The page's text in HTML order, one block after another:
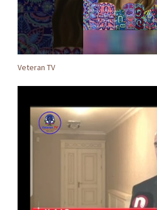
Veteran TV